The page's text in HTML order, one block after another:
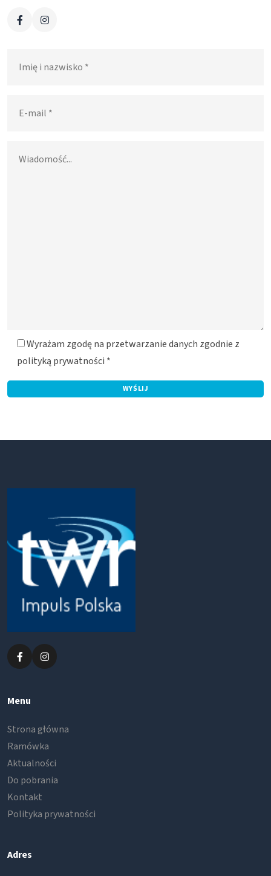
Wyrażam zgodę na przetwarzanie danych zgodnie z
polityką prywatności *
Menu
Strona główna
Ramówka
Aktualności
Do pobrania
Kontakt
Polityka prywatności
Adres